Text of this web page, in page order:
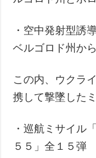
・空中発射型誘
ベルゴロド州か
この内、ウクラ
携して撃墜した
・巡航ミサイル
５５」全１５弾